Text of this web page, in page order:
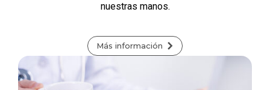
nuestras manos.
Más información